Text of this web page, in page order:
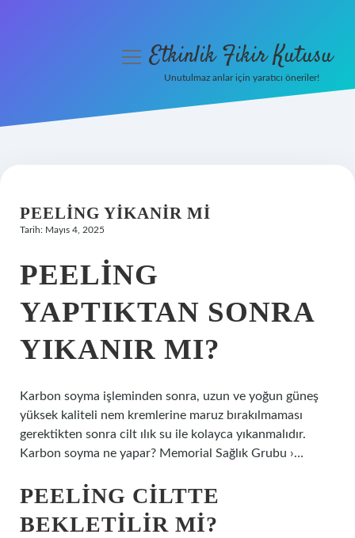
Hakkımızda
menüyüEtkinlik Fikir Kutusu
Unutulmaz anlar için yaratıcı öneriler!
PEELING YIKANIR MI
Tarih: Mayıs 4, 2025
PEELING
YAPTIKTAN SONRA
YIKANIR MI?
Karbon soyma işleminden sonra, uzun ve yoğun güneş
yüksek kaliteli nem kremlerine maruz bırakılmaması
gerektikten sonra cilt ılık su ile kolayca yıkanmalıdır.
Karbon soyma ne yapar? Memorial Sağlık Grubu ›…
PEELING CILTTE
BEKLETILIR MI?